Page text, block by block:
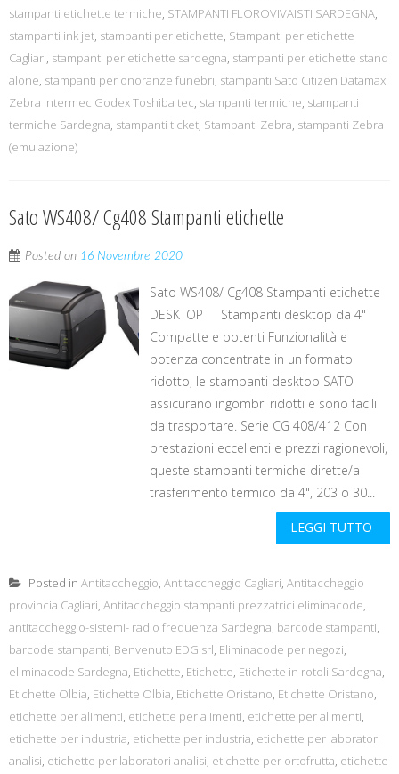
stampanti etichette termiche, STAMPANTI FLOROVIVAISTI SARDEGNA,
stampanti ink jet, stampanti per etichette, Stampanti per etichette
Cagliari, stampanti per etichette sardegna, stampanti per etichette stand
alone, stampanti per onoranze funebri, stampanti Sato Citizen Datamax
Zebra Intermec Godex Toshiba tec, stampanti termiche, stampanti
termiche Sardegna, stampanti ticket, Stampanti Zebra, stampanti Zebra
(emulazione)
Sato WS408/ Cg408 Stampanti etichette
Posted on 16 Novembre 2020
Sato WS408/ Cg408 Stampanti etichette
DESKTOP Stampanti desktop da 4"
Compatte e potenti Funzionalità e
potenza concentrate in un formato
ridotto, le stampanti desktop SATO
assicurano ingombri ridotti e sono facili
da trasportare. Serie CG 408/412 Con
prestazioni eccellenti e prezzi ragionevoli,
queste stampanti termiche dirette/a
trasferimento termico da 4", 203 o 30...
LEGGI TUTTO
Posted in Antitaccheggio, Antitaccheggio Cagliari, Antitaccheggio
provincia Cagliari, Antitaccheggio stampanti prezzatrici eliminacode,
antitaccheggio-sistemi- radio frequenza Sardegna, barcode stampanti,
barcode stampanti, Benvenuto EDG srl, Eliminacode per negozi,
eliminacode Sardegna, Etichette, Etichette, Etichette in rotoli Sardegna,
Etichette Olbia, Etichette Olbia, Etichette Oristano, Etichette Oristano,
etichette per alimenti, etichette per alimenti, etichette per alimenti,
etichette per industria, etichette per industria, etichette per laboratori
analisi, etichette per laboratori analisi, etichette per ortofrutta, etichette